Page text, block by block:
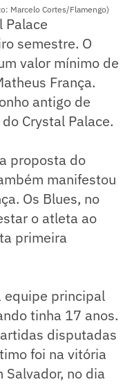
Marcelo Cortes/Flamengo)
Palace
semestre. O
valor mínimo de
França.
antigo de
Crystal Palace.
proposta do
manifestou
Os Blues, no
o atleta ao
primeira
equipe principal
tinha 17 anos.
disputadas
foi na vitória
Salvador, no dia